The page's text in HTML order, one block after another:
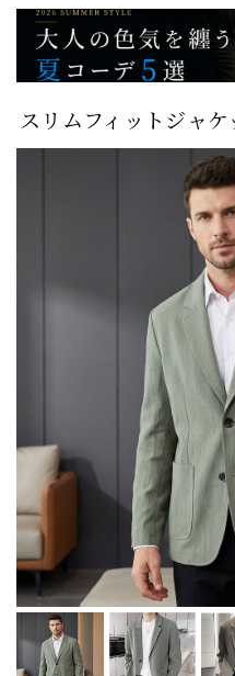
スリムフィットジャ